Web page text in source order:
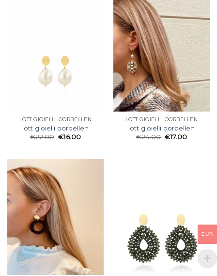
LOTT GIOIELLI OORBELLEN
lott gioielli oorbellen
€22.00 €16.00
LOTT GIOIELLI OORBELLEN
lott gioielli oorbellen
€24.00 €17.00
EUR